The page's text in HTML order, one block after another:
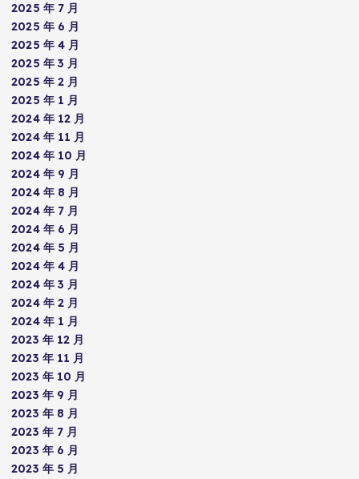
2025 年 7 月
2025 年 6 月
2025 年 4 月
2025 年 3 月
2025 年 2 月
2025 年 1 月
2024 年 12 月
2024 年 11 月
2024 年 10 月
2024 年 9 月
2024 年 8 月
2024 年 7 月
2024 年 6 月
2024 年 5 月
2024 年 4 月
2024 年 3 月
2024 年 2 月
2024 年 1 月
2023 年 12 月
2023 年 11 月
2023 年 10 月
2023 年 9 月
2023 年 8 月
2023 年 7 月
2023 年 6 月
2023 年 5 月